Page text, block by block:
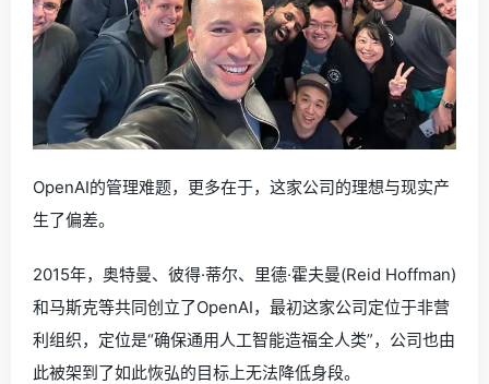
OpenAI的管理难题，更多在于，这家公司的理想与现实产
生了偏差。
2015年，奥特曼、彼得·蒂尔、里德·霍夫曼(Reid Hoffman)
和马斯克等共同创立了OpenAI，最初这家公司定位于非营
利组织，定位是“确保通用人工智能造福全人类”，公司也由
此被架到了如此恢弘的目标上无法降低身段。